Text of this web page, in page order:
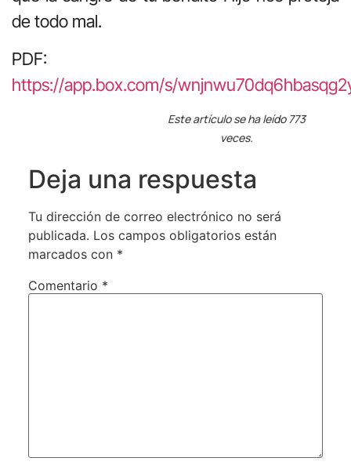
de todo mal.
PDF:
https://app.box.com/s/
Este artículo se ha leído 773
veces.
Deja una respuesta
Tu dirección de correo electrónico no será
publicada. Los campos obligatorios están
marcados con *
Comentario *